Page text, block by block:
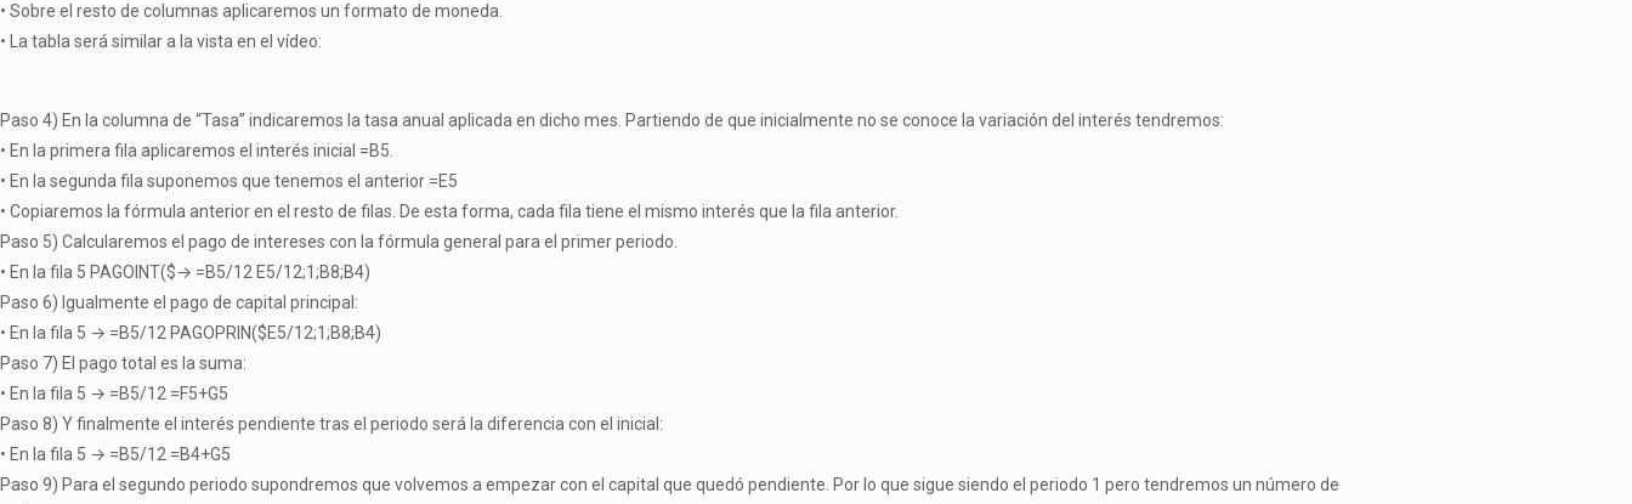
• Sobre el resto de columnas aplicaremos un formato de moneda.
• La tabla será similar a la vista en el vídeo:
Paso 4) En la columna de “Tasa” indicaremos la tasa anual aplicada en dicho mes. Partiendo de que inicialmente no se conoce la variación del interés tendremos:
• En la primera fila aplicaremos el interés inicial =B5.
• En la segunda fila suponemos que tenemos el anterior =E5
• Copiaremos la fórmula anterior en el resto de filas. De esta forma, cada fila tiene el mismo interés que la fila anterior.
Paso 5) Calcularemos el pago de intereses con la fórmula general para el primer periodo.
• En la fila 5 PAGOINT($→ =B5/12 E5/12;1;B8;B4)
Paso 6) Igualmente el pago de capital principal:
• En la fila 5 → =B5/12 PAGOPRIN($E5/12;1;B8;B4)
Paso 7) El pago total es la suma:
• En la fila 5 → =B5/12 =F5+G5
Paso 8) Y finalmente el interés pendiente tras el periodo será la diferencia con el inicial:
• En la fila 5 → =B5/12 =B4+G5
Paso 9) Para el segundo periodo supondremos que volvemos a empezar con el capital que quedó pendiente. Por lo que sigue siendo el periodo 1 pero tendremos un número de